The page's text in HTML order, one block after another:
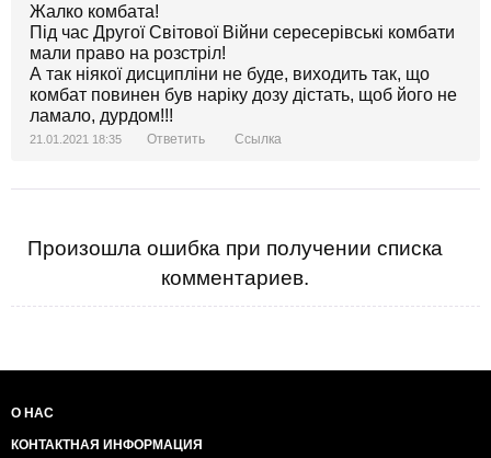
Жалко комбата!
Під час Другої Світової Війни сересерівські комбати
мали право на розстріл!
А так ніякої дисципліни не буде, виходить так, що
комбат повинен був наріку дозу дістать, щоб його не
ламало, дурдом!!!
21.01.2021 18:35 Ответить Ссылка
Произошла ошибка при получении списка
комментариев.
О НАС
КОНТАКТНАЯ ИНФОРМАЦИЯ